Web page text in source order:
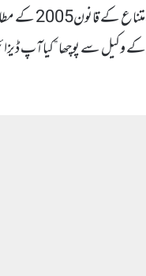
درخواست میں کہاگیاکہ
کے وکیل سے پوچھا”کیاآپ